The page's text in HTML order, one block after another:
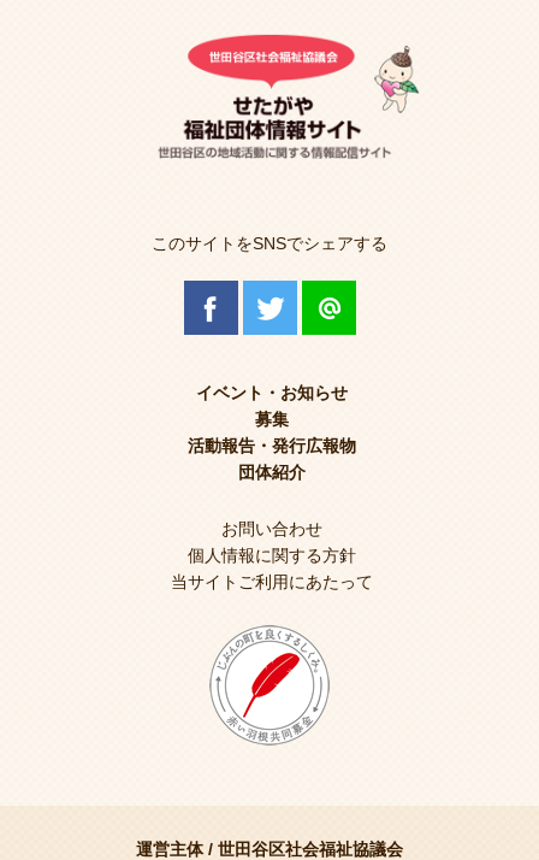
このサイトをSNSでシェアする
イベント・お知らせ
募集
活動報告・発行広報物
団体紹介
お問い合わせ
個人情報に関する方針
当サイトご利用にあたって
運営主体 / 世田谷区社会福祉協議会